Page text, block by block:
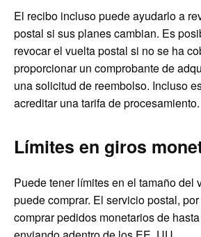
El recibo incluso puede ayudarlo a
postal si sus planes cambian. Es
revocar el vuelta postal si no se ha
proporcionar un comprobante de
una solicitud de reembolso. Incluso
acreditar una tarifa de procesamiento.
Límites en giros
Puede tener límites en el tamaño del
puede comprar. El servicio postal,
comprar pedidos monetarios de